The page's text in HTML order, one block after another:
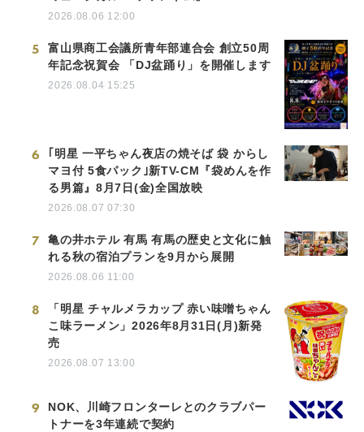
2026.08.06 12:00
5
富山県商工会議所青年部連合会 創立50周
年記念祝賀会 「DJ盆踊り」を開催します
2026.08.04 15:25
6
｢明星 一平ちゃん夜店の焼そば 袋 からし
マヨ付 5食パック｣新TV-CM『袋めんを作
る男篇』8月7日(金)全国放映
2026.08.07 07:30
7
亀の井ホテル 有馬 有馬の歴史と文化に触
れる秋の宿泊プランを9月から展開
2026.08.06 11:00
8
「明星 チャルメラカップ 赤い味噌ちゃん
こ味ラーメン」2026年8月31日(月)新発
売
2026.08.07 13:00
9
NOK、川崎フロンターレとのクラブパー
トナーを3年連続で契約